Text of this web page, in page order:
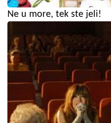
Ne u more, tek ste jeli!